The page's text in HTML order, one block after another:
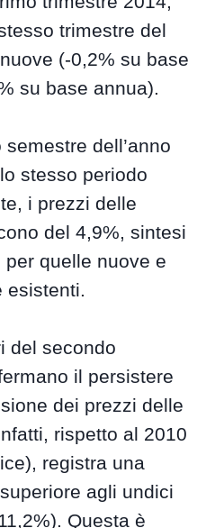
trimestre del
(-0,2% su base
su base annua).
dell’anno
stesso periodo
i prezzi delle
del 4,9%, sintesi
quelle nuove e
esistenti.
del secondo
il persistere
dei prezzi delle
rispetto al 2010
registra una
agli undici
Questa è